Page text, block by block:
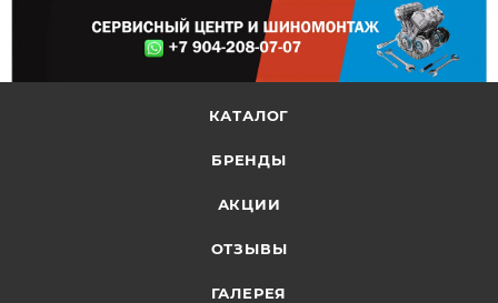
КАТАЛОГ
БРЕНДЫ
АКЦИИ
ОТЗЫВЫ
ГАЛЕРЕЯ